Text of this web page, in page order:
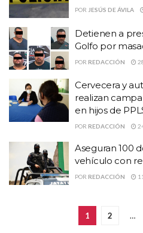
POR JESÚS DE ÁVILA
Detienen a
Golfo por
POR REDACCIÓN
Cervecera y
realizan
en hijos de
POR REDACCIÓN
Aseguran 100
vehículo con
POR REDACCIÓN
1 2 …